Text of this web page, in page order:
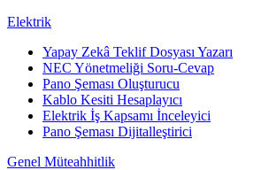
Elektrik
Yapay Zekâ Teklif Dosyası Yazarı
NEC Yönetmeliği Soru-Cevap
Pano Şeması Oluşturucu
Kablo Kesiti Hesaplayıcı
Elektrik İş Kapsamı İnceleyici
Pano Şeması Dijitalleştirici
Genel Müteahhitlik